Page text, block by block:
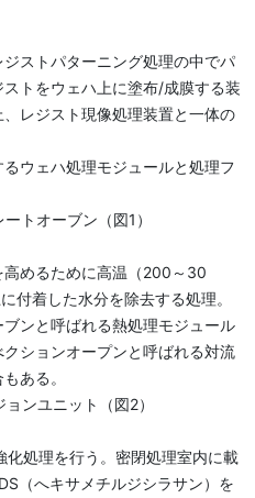
ストパターニング処理の中でパ
トをウェハ上に塗布/成膜する装
レジスト現像処理装置と一体の
るウェハ処理モジュールと処理フ
トオーブン（図1）
めるために高温（200～30
着した水分を除去する処理。
ンと呼ばれる熱処理モジュール
ションオープンと呼ばれる対流
ある。
ンユニット（図2）
処理を行う。密閉処理室内に載
（へキサメチルジシラサン）を